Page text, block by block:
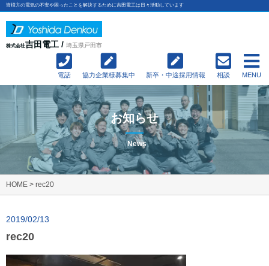
皆様方の電気の不安や困ったことを解決するために吉田電工は日々活動しています
株式会社吉田電工 / 埼玉県戸田市
電話 協力企業様募集中 新卒・中途採用情報 相談 MENU
お知らせ
News
HOME > rec20
2019/02/13
rec20